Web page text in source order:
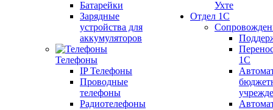
Батарейки
Зарядные
устройства для
аккумуляторов
Телефоны
IP Телефоны
Проводные
телефоны
Радиотелефоны
Ухте
Отдел 1С
1С